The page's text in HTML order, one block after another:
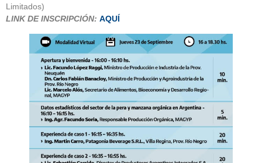
Limitados)
LINK DE INSCRIPCIÓN: AQUÍ